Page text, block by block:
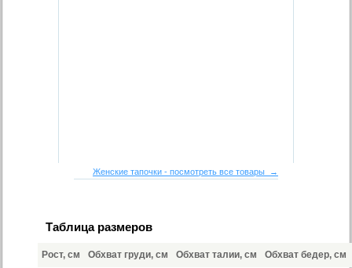
Женские тапочки - посмотреть все товары →
Таблица размеров
Рост, см Обхват груди, см Обхват талии, см Обхват бедер, см